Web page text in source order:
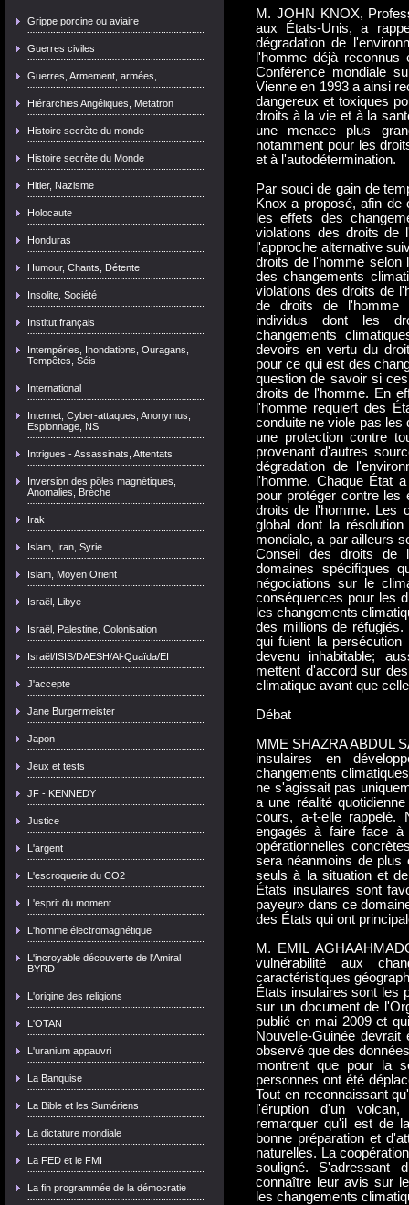
Grippe porcine ou aviaire
Guerres civiles
Guerres, Armement, armées,
Hiérarchies Angéliques, Metatron
Histoire secrète du monde
Histoire secrète du Monde
Hitler, Nazisme
Holocaute
Honduras
Humour, Chants, Détente
Insolite, Société
Institut français
Intempéries, Inondations, Ouragans,
Tempêtes, Séis
International
Internet, Cyber-attaques, Anonymus,
Espionnage, NS
Intrigues - Assassinats, Attentats
Inversion des pôles magnétiques,
Anomalies, Brèche
Irak
Islam, Iran, Syrie
Islam, Moyen Orient
Israël, Libye
Israël, Palestine, Colonisation
Israël/ISIS/DAESH/Al-Quaïda/EI
J'accepte
Jane Burgermeister
Japon
Jeux et tests
JF - KENNEDY
Justice
L'argent
L'escroquerie du CO2
L'esprit du moment
L'homme électromagnétique
L'incroyable découverte de l'Amiral
BYRD
L'origine des religions
L'OTAN
L'uranium appauvri
La Banquise
La Bible et les Sumériens
La dictature mondiale
La FED et le FMI
La fin programmée de la démocratie
M. JOHN KNOX,
aux États-Unis, a
dégradation de
l'homme déjà
Conférence mondiale
Vienne en 1993 a ainsi
dangereux et toxiques
droits à la vie et à la
une menace plus
notamment pour les
et à l'autodétermination.
Par souci de gain de
Knox a proposé, afin de
les effets des
violations des droits de
l'approche alternative
droits de l'homme selon
des changements
violations des droits de
de droits de l'homme
individus dont les
changements
devoirs en vertu du
pour ce qui est des
question de savoir si
droits de l'homme. En
l'homme requiert des
conduite ne viole pas
une protection contre
provenant d'autres
dégradation de
l'homme. Chaque État
pour protéger contre les
droits de l'homme. Les
global dont la
mondiale, a par ailleurs
Conseil des droits de
domaines spécifiques
négociations sur le
conséquences pour les
les changements
des millions de
qui fuient la
devenu inhabitable;
mettent d'accord sur
climatique avant que
Débat
MME SHAZRA ABDUL
insulaires en
changements
ne s'agissait pas
a une réalité
cours, a-t-elle rappelé.
engagés à faire face
opérationnelles
sera néanmoins de plus
seuls à la situation et
États insulaires sont
payeur» dans ce
des États qui ont
M. EMIL
vulnérabilité aux
caractéristiques
États insulaires sont les
sur un document de
publié en mai 2009 et
Nouvelle-Guinée
observé que des
montrent que pour la
personnes ont été
Tout en reconnaissant
l'éruption d'un
remarquer qu'il est de
bonne préparation et
naturelles. La
souligné. S'adressant
connaître leur avis sur
les changements